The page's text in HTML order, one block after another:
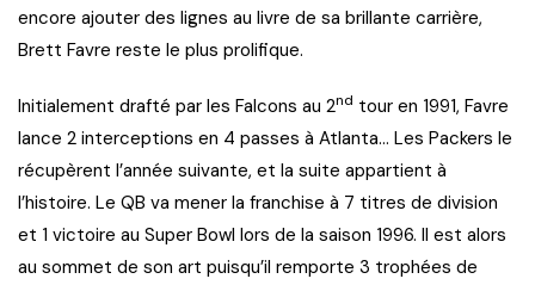
encore ajouter des lignes au livre de sa brillante carrière,
Brett Favre reste le plus prolifique.
Initialement drafté par les Falcons au 2nd tour en 1991, Favre
lance 2 interceptions en 4 passes à Atlanta… Les Packers le
récupèrent l’année suivante, et la suite appartient à
l’histoire. Le QB va mener la franchise à 7 titres de division
et 1 victoire au Super Bowl lors de la saison 1996. Il est alors
au sommet de son art puisqu’il remporte 3 trophées de